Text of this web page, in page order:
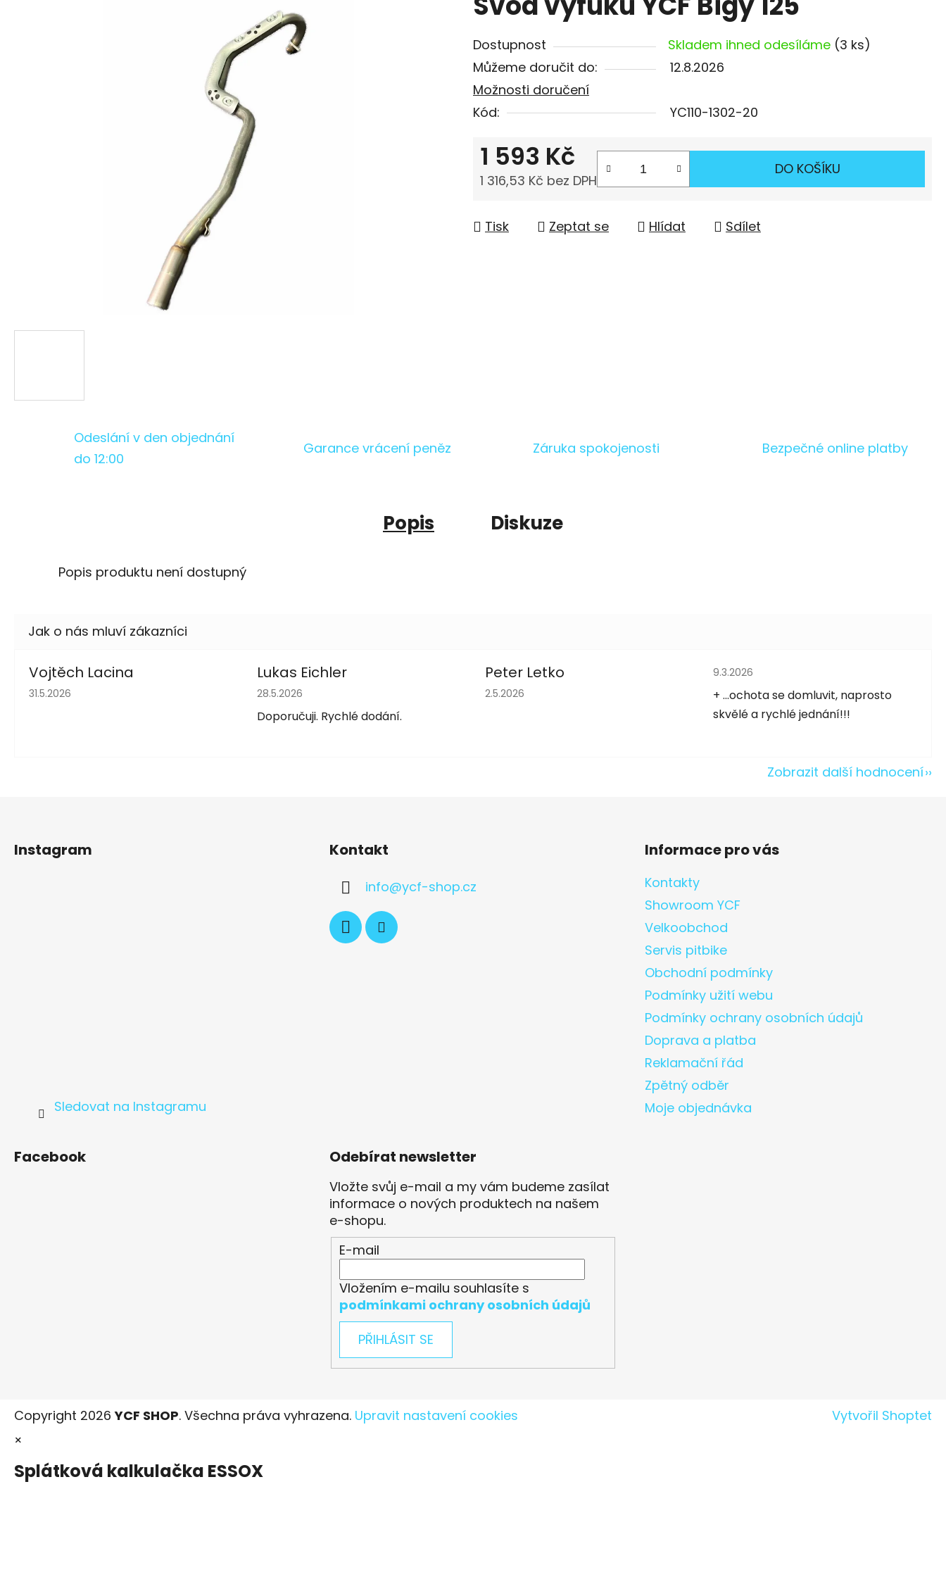
Dostupnost Skladem ihned odesíláme (3 ks)
Můžeme doručit do:
12.8.2026
Možnosti doručení
Kód:
YC110-1302-20
1 593 Kč
1 316,53 Kč bez DPH
DO KOŠÍKU
Tisk Zeptat se Hlídat Sdílet
Odeslání v den objednání
do 12:00
Garance vrácení peněz Záruka spokojenosti Bezpečné online platby
Popis Diskuze
Popis produktu není dostupný
Vojtěch Lacina
Hodnocení obchodu je 5 z 5 hvězdiček.
31.5.2026
Lukas Eichler
Hodnocení obchodu je 5 z 5 hvězdiček.
28.5.2026
Doporučuji. Rychlé dodání.
Peter Letko
Hodnocení obchodu je 5 z 5 hvězdiček.
2.5.2026
Hodnocení obchodu je 5 z 5 hvězdiček.
9.3.2026
+ ...ochota se domluvit, naprosto
skvělé a rychlé jednání!!!
Zobrazit další hodnocení
Instagram
Sledovat na Instagramu
Kontakt
info@ycf-shop.cz
Informace pro vás
Kontakty
Showroom YCF
Velkoobchod
Servis pitbike
Obchodní podmínky
Podmínky užití webu
Podmínky ochrany osobních údajů
Doprava a platba
Reklamační řád
Zpětný odběr
Moje objednávka
Facebook Odebírat newsletter
Vložte svůj e-mail a my vám budeme zasílat
informace o nových produktech na našem
e-shopu.
E-mail
Vložením e-mailu souhlasíte s
podmínkami ochrany osobních údajů
PŘIHLÁSIT SE
Vytvořil Shoptet
Copyright 2026YCF SHOP. Všechna práva vyhrazena. Upravit nastavení cookies
×
Splátková kalkulačka ESSOX